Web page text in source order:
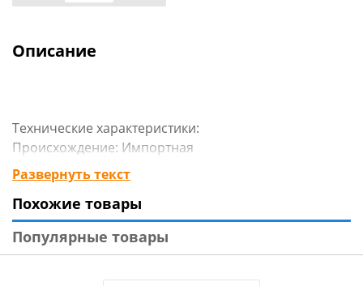
Описание
Технические характеристики:
Происхождение: Импортная
Сезон резины: Летняя
Марка: Sailun
Модель: ATREZZO ZSR
Диаметр: 18
Ширина: 215
Развернуть текст
Похожие товары
Популярные товары